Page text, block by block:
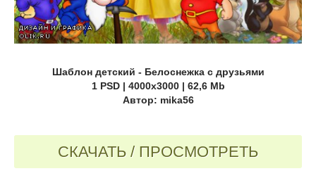
Шаблон детский - Белоснежка с друзьями
1 PSD | 4000х3000 | 62,6 Mb
Автор: mika56
СКАЧАТЬ / ПРОСМОТРЕТЬ